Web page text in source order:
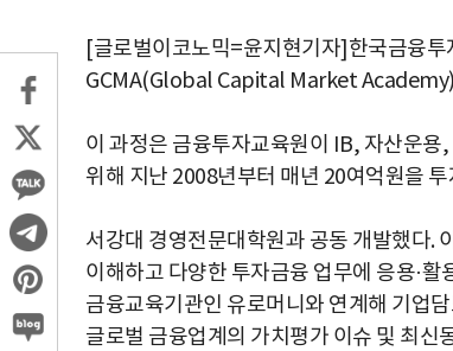
[글로벌이코노믹=윤지현기자]한국금융
GCMA(Global Capital Market
이 과정은 금융투자교육원이 IB, 자산운
위해 지난 2008년부터 매년 20여억원을
서강대 경영전문대학원과 공동 개발했다.
이해하고 다양한 투자금융 업무에 응용·
금융교육기관인 유로머니와 연계해 기업
글로벌 금융업계의 가치평가 이슈 및 최신